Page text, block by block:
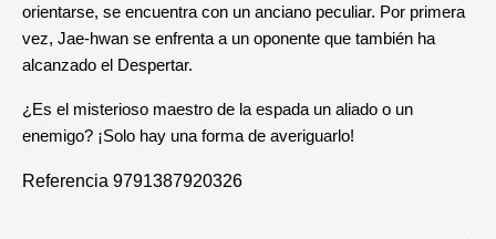
orientarse, se encuentra con un anciano peculiar. Por primera
vez, Jae-hwan se enfrenta a un oponente que también ha
alcanzado el Despertar.
¿Es el misterioso maestro de la espada un aliado o un
enemigo? ¡Solo hay una forma de averiguarlo!
Referencia 9791387920326